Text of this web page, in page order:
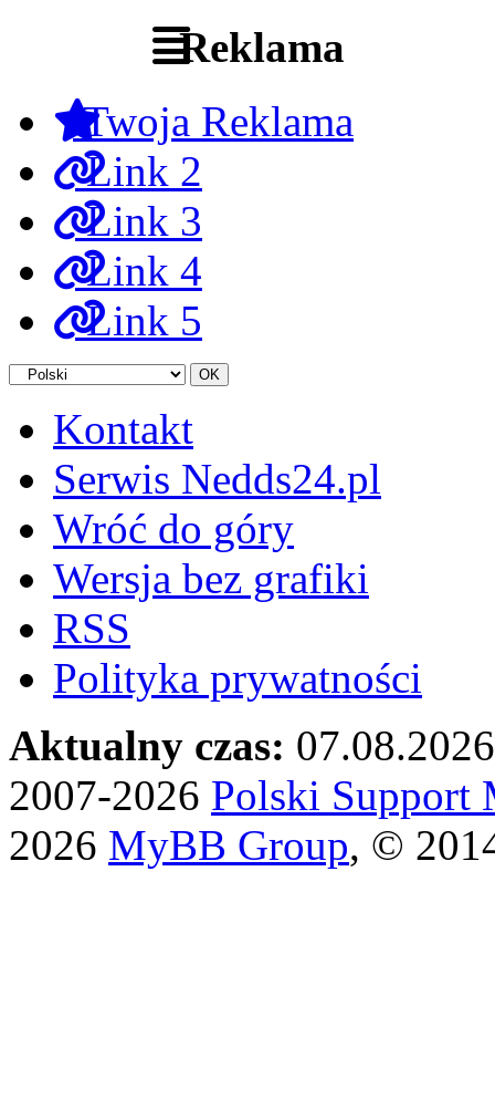
Reklama
Twoja Reklama
Link 2
Link 3
Link 4
Link 5
Kontakt
Serwis Nedds24.pl
Wróć do góry
Wersja bez grafiki
RSS
Polityka prywatności
Aktualny czas:
2007-2026 Polski Support
2026 MyBB Group, ©